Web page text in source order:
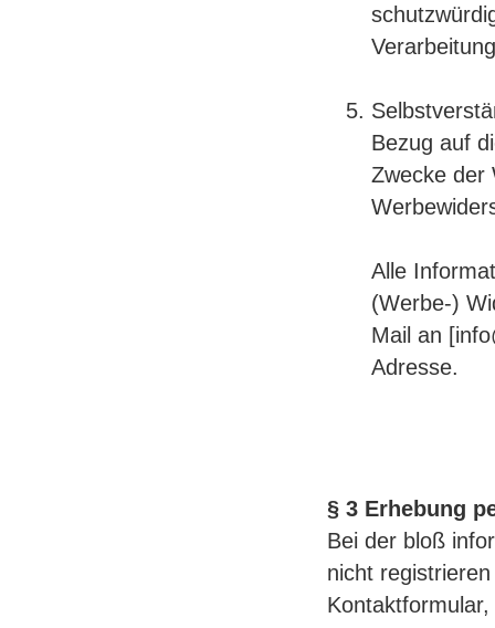
Bezug auf
Zwecke der
Alle
(Werbe-)
Mail an
Adresse.
§ 3 Erhebung
Bei der bloß
nicht